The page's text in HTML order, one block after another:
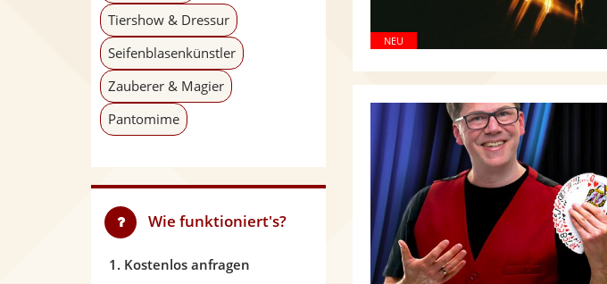
Tiershow & Dressur
Seifenblasenkünstler
Zauberer & Magier
Pantomime
Wie funktioniert's?
1. Kostenlos anfragen